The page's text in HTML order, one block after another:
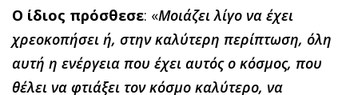
Ο ίδιος πρόσθεσε: «Μοιάζει λίγο να έχει
χρεοκοπήσει ή, στην καλύτερη περίπτωση, όλη
αυτή η ενέργεια που έχει αυτός ο κόσμος, που
θέλει να φτιάξει τον κόσμο καλύτερο, να